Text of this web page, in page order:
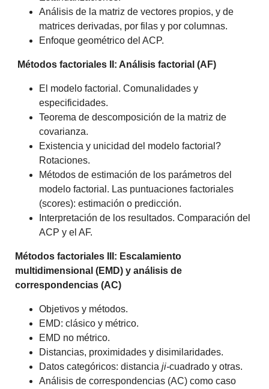
Análisis de la matriz de vectores propios, y de
matrices derivadas, por filas y por columnas.
Enfoque geométrico del ACP.
Métodos factoriales II: Análisis factorial (AF)
El modelo factorial. Comunalidades y
especificidades.
Teorema de descomposición de la matriz de
covarianza.
Existencia y unicidad del modelo factorial?
Rotaciones.
Métodos de estimación de los parámetros del
modelo factorial. Las puntuaciones factoriales
(scores): estimación o predicción.
Interpretación de los resultados. Comparación del
ACP y el AF.
Métodos factoriales III: Escalamiento
multidimensional (EMD) y análisis de
correspondencias (AC)
Objetivos y métodos.
EMD: clásico y métrico.
EMD no métrico.
Distancias, proximidades y disimilaridades.
Datos categóricos: distanciaji-cuadrado y otras.
Análisis de correspondencias (AC) como caso